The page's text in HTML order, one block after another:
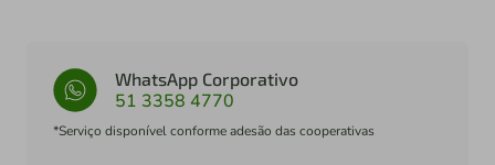
WhatsApp Corporativo
51 3358 4770
*Serviço disponível conforme adesão das cooperativas